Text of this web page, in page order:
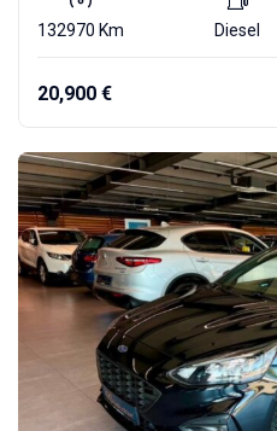
132970 Km Diesel
20,900 €